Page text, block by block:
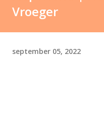
Vroeger
september 05, 2022